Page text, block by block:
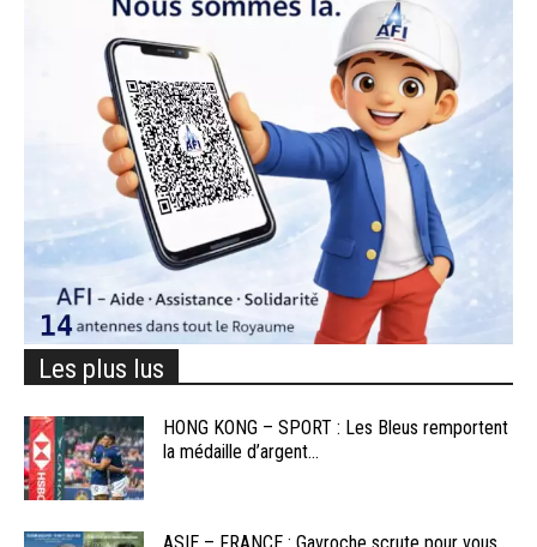
Les plus lus
HONG KONG – SPORT : Les Bleus remportent
la médaille d’argent...